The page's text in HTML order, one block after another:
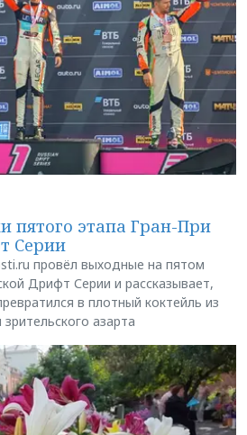
пятого этапа Гран-При
Серии
провёл выходные на пятом
Дрифт Серии и рассказывает,
в плотный коктейль из
азарта